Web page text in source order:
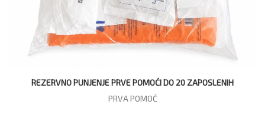
REZERVNO PUNJENJE PRVE POMOĆI DO 20 ZAPOSLENIH
PRVA POMOĆ